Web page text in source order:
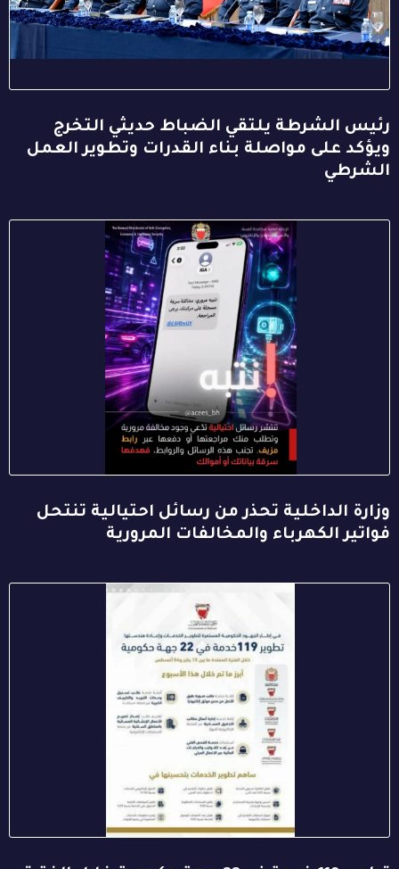
رئيس الشرطة يلتقي الضباط حديثي التخرج
ويؤكد على مواصلة بناء القدرات وتطوير العمل
الشرطي
وزارة الداخلية تحذر من رسائل احتيالية تنتحل
فواتير الكهرباء والمخالفات المرورية